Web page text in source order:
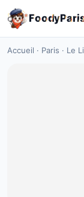
FoodyPari
Accueil · Paris · Le